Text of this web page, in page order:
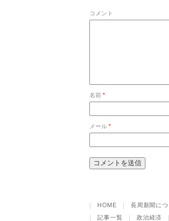
コメント
名前 *
メール *
| HOME |長周新聞につ
|記事一覧 |政治経済